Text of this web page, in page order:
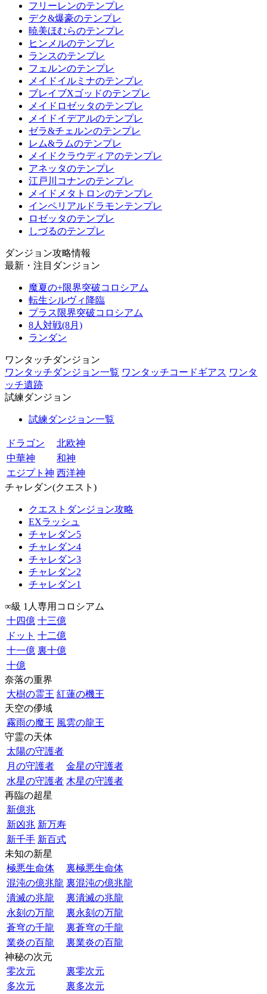
フリーレンのテンプレ
デク&爆豪のテンプレ
暁美ほむらのテンプレ
ヒンメルのテンプレ
ランスのテンプレ
フェルンのテンプレ
メイドイルミナのテンプレ
ブレイブXゴッドのテンプレ
メイドロゼッタのテンプレ
メイドイデアルのテンプレ
ゼラ&チェルンのテンプレ
レム&ラムのテンプレ
メイドクラウディアのテンプレ
アネッタのテンプレ
江戸川コナンのテンプレ
メイドメタトロンのテンプレ
インペリアルドラモンテンプレ
ロゼッタのテンプレ
しづるのテンプレ
ダンジョン攻略情報
最新・注目ダンジョン
魔夏の+限界突破コロシアム
転生シルヴィ降臨
プラス限界突破コロシアム
8人対戦(8月)
ランダン
ワンタッチダンジョン
ワンタッチダンジョン一覧 ワンタッチコードギアス ワンタ
ッチ遺跡
試練ダンジョン
試練ダンジョン一覧
ドラゴン
北欧神
中華神
和神
エジプト神 西洋神
チャレダン(クエスト)
クエストダンジョン攻略
EXラッシュ
チャレダン5
チャレダン4
チャレダン3
チャレダン2
チャレダン1
∞級 1人専用コロシアム
十四億 十三億
ドット 十二億
十一億 裏十億
十億
奈落の重界
大樹の霊王 紅蓮の機王
天空の儚域
霧雨の魔王 風雲の龍王
守霊の天体
太陽の守護者
月の守護者
金星の守護者
水星の守護者 木星の守護者
再臨の超星
新億兆
新凶兆 新万寿
新千手 新百式
未知の新星
極悪生命体
裏極悪生命体
混沌の億兆龍 裏混沌の億兆龍
潰滅の兆龍
裏潰滅の兆龍
永刻の万龍
裏永刻の万龍
蒼穹の千龍
裏蒼穹の千龍
業炎の百龍
裏業炎の百龍
神秘の次元
零次元
裏零次元
多次元
裏多次元